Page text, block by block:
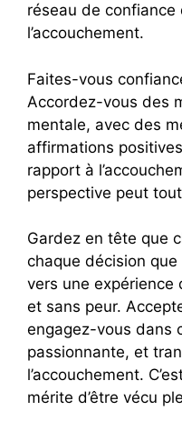
réseau de
l’accouchement.
Faites-vous
Accordez-vous des
mentale, avec des
affirmations
rapport à
perspective peut
Gardez en tête que
chaque décision
vers une expérience
et sans peur.
engagez-vous dans
passionnante, et
l’accouchement.
mérite d’être vécu